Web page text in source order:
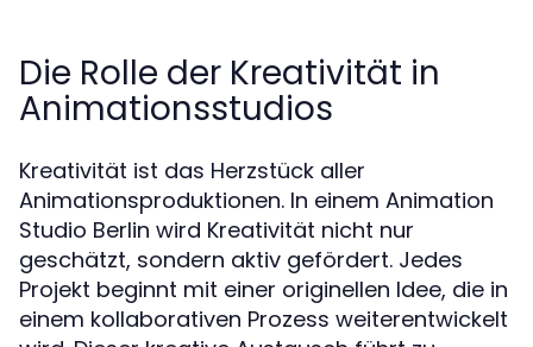
Die Rolle der Kreativität in
Animationsstudios
Kreativität ist das Herzstück aller
Animationsproduktionen. In einem Animation
Studio Berlin wird Kreativität nicht nur
geschätzt, sondern aktiv gefördert. Jedes
Projekt beginnt mit einer originellen Idee, die in
einem kollaborativen Prozess weiterentwickelt